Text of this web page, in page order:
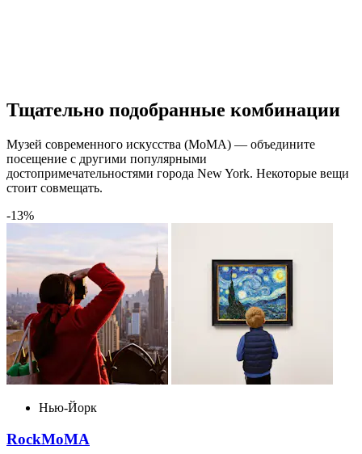
Тщательно подобранные комбинации
Музей современного искусства (МоМА) — объедините
посещение с другими популярными
достопримечательностями города New York. Некоторые вещи
стоит совмещать.
-13%
Нью-Йорк
RockMoMA